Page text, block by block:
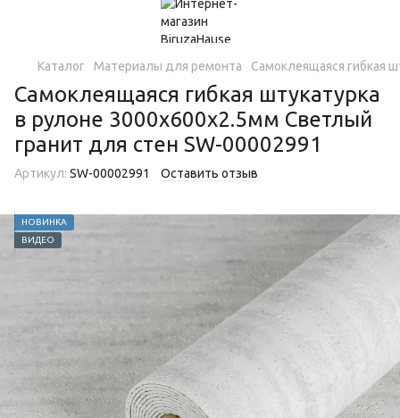
Каталог Материалы для ремонта Самоклеящаяся гибкая
Самоклеящаяся гибкая штукатурка
в рулоне 3000х600х2.5мм Светлый
гранит для стен SW-00002991
Артикул: SW-00002991 Оставить отзыв
НОВИНКА
ВИДЕО